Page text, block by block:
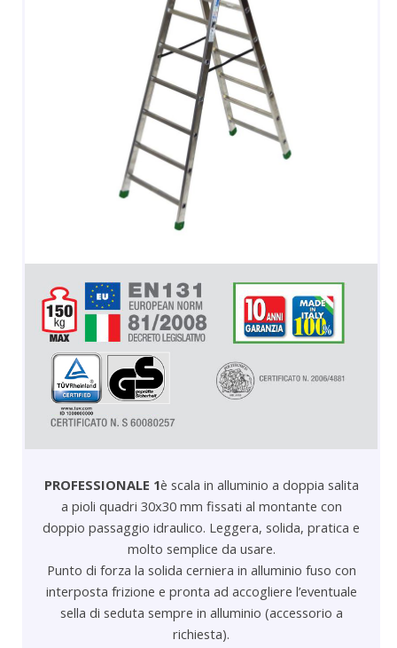
DOMESTICI SCALE SGABELLI
RAMPE DI CARICO E PASSERELLE
ACCESSORI, RICAMBI E COMPONENTI
PROFESSIONALE 1è scala in alluminio a doppia salita
a pioli quadri 30x30 mm fissati al montante con
doppio passaggio idraulico. Leggera, solida, pratica e
molto semplice da usare.
Punto di forza la solida cerniera in alluminio fuso con
interposta frizione e pronta ad accogliere l’eventuale
sella di seduta sempre in alluminio (accessorio a
richiesta).